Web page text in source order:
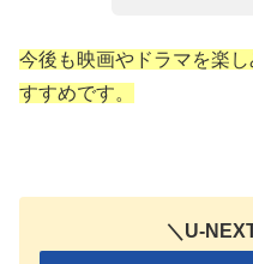
今後も映画やドラマを楽
すすめです。
＼U-